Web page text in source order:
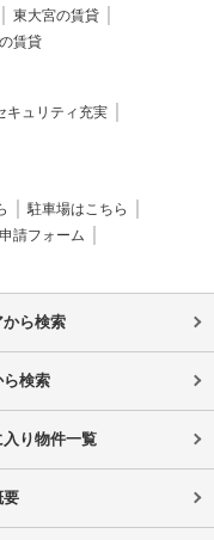
東大宮の賃貸
賃貸
キュリティ充実
駐車場はこちら
請フォーム
から検索
ら検索
入り物件一覧
要